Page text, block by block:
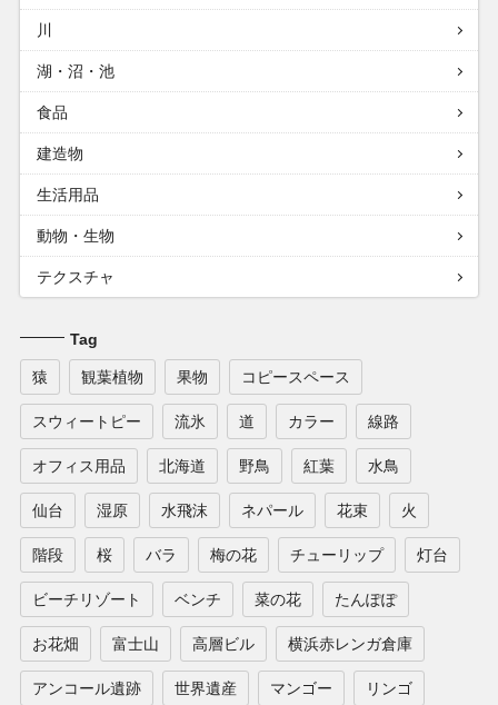
川
湖・沼・池
食品
建造物
生活用品
動物・生物
テクスチャ
Tag
猿 観葉植物 果物 コピースペース
スウィートピー 流氷 道 カラー 線路
オフィス用品 北海道 野鳥 紅葉 水鳥
仙台 湿原 水飛沫 ネパール 花束 火
階段 桜 バラ 梅の花 チューリップ 灯台
ビーチリゾート ベンチ 菜の花 たんぽぽ
お花畑 富士山 高層ビル 横浜赤レンガ倉庫
アンコール遺跡 世界遺産 マンゴー リンゴ